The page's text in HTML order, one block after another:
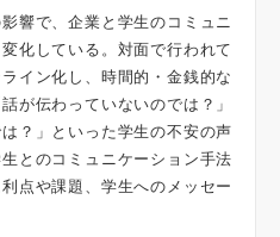
響で、企業と学生のコミュニ
化している。対面で行われて
イン化し、時間的・金銭的な
が伝わっていないのでは？」
？」といった学生の不安の声
とのコミュニケーション手法
点や課題、学生へのメッセー